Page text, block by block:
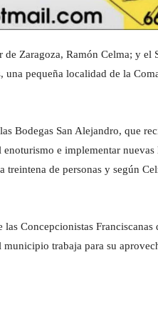
Zaragoza, Ramón Celma; y el
pequeña localidad de la
Bodegas San Alejandro, que
e implementar nuevas
de personas y según
Concepcionistas Franciscanas
trabaja para su